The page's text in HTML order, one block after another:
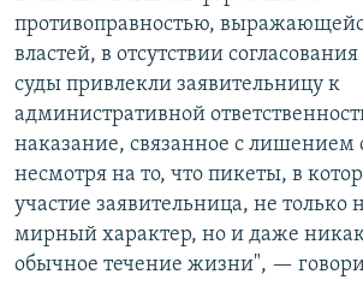
противоправностью,
властей, в отсутствии
суды привлекли заявительницу к
административной
наказание, связанное с лишением
несмотря на то, что пикеты, в
участие заявительница, не только
мирный характер, но и даже
обычное течение жизни", —